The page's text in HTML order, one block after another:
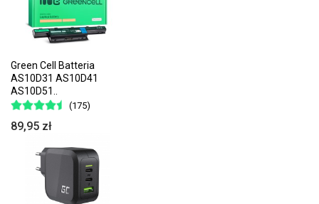
Green Cell Batteria
AS10D31 AS10D41
AS10D51..
(175)
89,95 zł